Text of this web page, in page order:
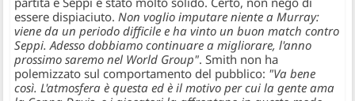
essere dispiaciuto.Non voglio imputare niente a Murray:
viene da un periodo difficile e ha vinto un buon match contro
Seppi. Adesso dobbiamo continuare a migliorare, l'anno
prossimo saremo nel World Group". Smith non ha
polemizzato sul comportamento del pubblico: "Va bene
così. L'atmosfera è questa ed è il motivo per cui la gente ama